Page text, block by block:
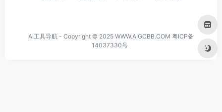
AI工具导航 - Copyright © 2025 WWW.AIGCBB.COM 粤ICP备
14037330号